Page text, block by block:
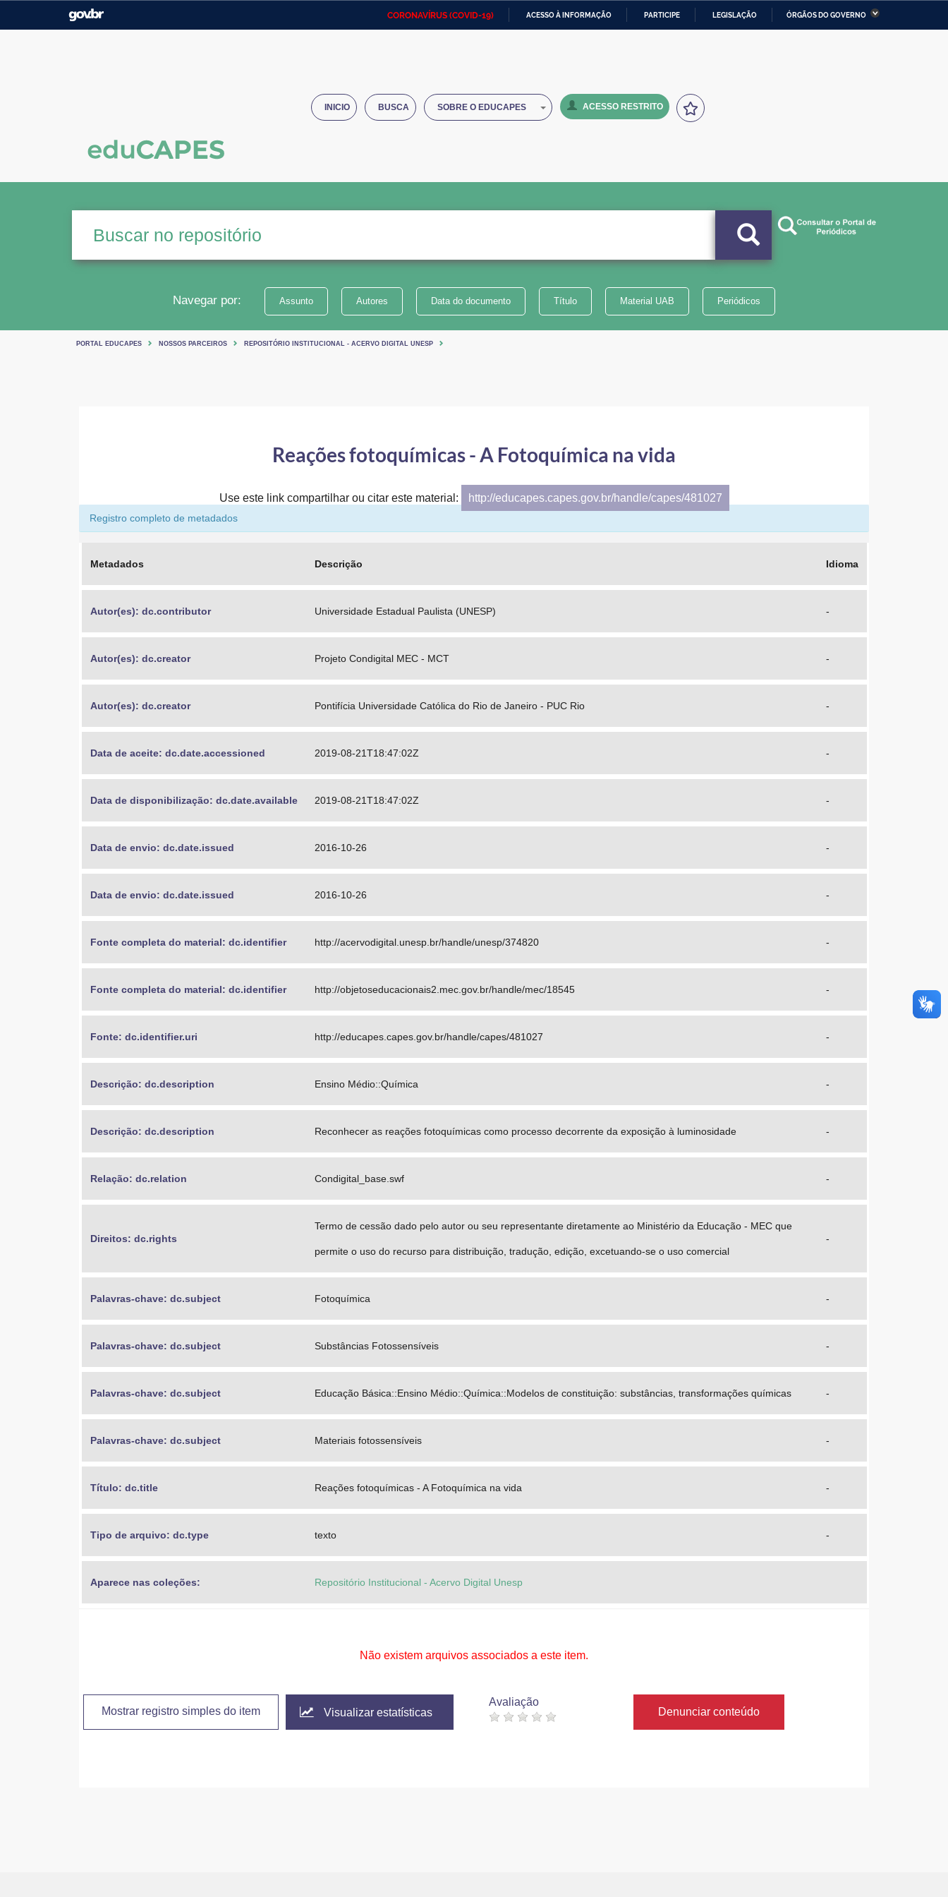
CORONAVÍRUS (COVID-19) ACESSO À INFORMAÇÃO PARTICIPE LEGISLAÇÃO ÓRGÃOS DO GOVERNO
Ministério das Relações
Ministério da Economia Ministério da Infraestrutura
Institucional
INICIO BUSCA SOBRE O EDUCAPES ACESSO RESTRITO
Navegar por: Assunto Autores Data do documento Título Material UAB Periódicos
PORTAL EDUCAPES NOSSOS PARCEIROS REPOSITÓRIO INSTITUCIONAL - ACERVO DIGITAL UNESP
Reações fotoquímicas - A Fotoquímica na vida
Use este link compartilhar ou citar este material: http://educapes.capes.gov.br/handle/capes/481027
Registro completo de metadados
Metadados Descrição Idioma
Autor(es): dc.contributor Universidade Estadual Paulista (UNESP) -
Autor(es): dc.creator Projeto Condigital MEC - MCT -
Autor(es): dc.creator Pontifícia Universidade Católica do Rio de Janeiro - PUC Rio -
Data de aceite: dc.date.accessioned 2019-08-21T18:47:02Z -
Data de disponibilização: dc.date.available 2019-08-21T18:47:02Z -
Data de envio: dc.date.issued 2016-10-26 -
Data de envio: dc.date.issued 2016-10-26 -
Fonte completa do material: dc.identifier http://acervodigital.unesp.br/handle/unesp/374820 -
Fonte completa do material: dc.identifier http://objetoseducacionais2.mec.gov.br/handle/mec/18545 -
Fonte: dc.identifier.uri http://educapes.capes.gov.br/handle/capes/481027 -
Descrição: dc.description Ensino Médio::Química -
Descrição: dc.description Reconhecer as reações fotoquímicas como processo decorrente da exposição à luminosidade -
Relação: dc.relation Condigital_base.swf -
Direitos: dc.rights
Termo de cessão dado pelo autor ou seu representante diretamente ao Ministério da Educação - MEC que
permite o uso do recurso para distribuição, tradução, edição, excetuando-se o uso comercial
-
Palavras-chave: dc.subject Fotoquímica -
Palavras-chave: dc.subject Substâncias Fotossensíveis -
Palavras-chave: dc.subject Educação Básica::Ensino Médio::Química::Modelos de constituição: substâncias, transformações químicas -
Palavras-chave: dc.subject Materiais fotossensíveis -
Título: dc.title Reações fotoquímicas - A Fotoquímica na vida -
Tipo de arquivo: dc.type texto -
Aparece nas coleções: Repositório Institucional - Acervo Digital Unesp
Não existem arquivos associados a este item.
Mostrar registro simples do item Visualizar estatísticas
Avaliação
Denunciar conteúdo